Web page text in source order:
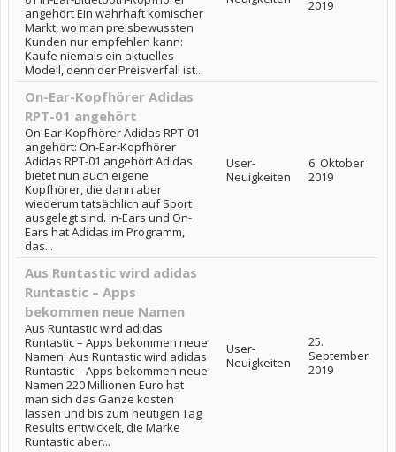
angehört Ein wahrhaft komischer
Markt, wo man preisbewussten
Kunden nur empfehlen kann:
Kaufe niemals ein aktuelles
Modell, denn der Preisverfall ist...
2019
On-Ear-Kopfhörer Adidas
RPT-01 angehört
On-Ear-Kopfhörer Adidas RPT-01
angehört: On-Ear-Kopfhörer
Adidas RPT-01 angehört Adidas
bietet nun auch eigene
Kopfhörer, die dann aber
wiederum tatsächlich auf Sport
ausgelegt sind. In-Ears und On-
Ears hat Adidas im Programm,
das...
User-
Neuigkeiten
6. Oktober
2019
Aus Runtastic wird adidas
Runtastic – Apps
bekommen neue Namen
Aus Runtastic wird adidas
Runtastic – Apps bekommen neue
Namen: Aus Runtastic wird adidas
Runtastic – Apps bekommen neue
Namen 220 Millionen Euro hat
man sich das Ganze kosten
lassen und bis zum heutigen Tag
Results entwickelt, die Marke
Runtastic aber...
User-
Neuigkeiten
25.
September
2019